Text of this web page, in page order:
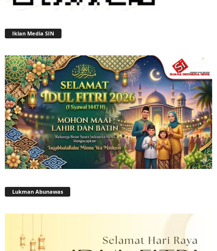
Iklan Media SIN
Lukman Abunawas